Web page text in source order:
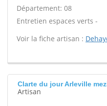
Département: 08
Entretien espaces verts -
Voir la fiche artisan :
Clarte du jour Arleville
Artisan